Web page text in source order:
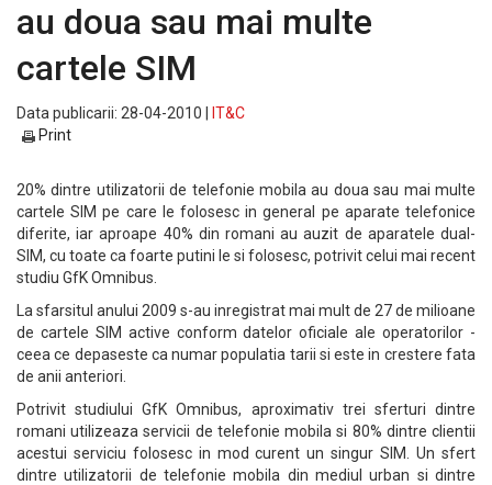
au doua sau mai multe
cartele SIM
Data publicarii: 28-04-2010 |
IT&C
Print
20% dintre utilizatorii de telefonie mobila au doua sau mai multe
cartele SIM pe care le folosesc in general pe aparate telefonice
diferite, iar aproape 40% din romani au auzit de aparatele dual-
SIM, cu toate ca foarte putini le si folosesc, potrivit celui mai recent
studiu GfK Omnibus.
La sfarsitul anului 2009 s-au inregistrat mai mult de 27 de milioane
de cartele SIM active conform datelor oficiale ale operatorilor -
ceea ce depaseste ca numar populatia tarii si este in crestere fata
de anii anteriori.
Potrivit studiului GfK Omnibus, aproximativ trei sferturi dintre
romani utilizeaza servicii de telefonie mobila si 80% dintre clientii
acestui serviciu folosesc in mod curent un singur SIM. Un sfert
dintre utilizatorii de telefonie mobila din mediul urban si dintre